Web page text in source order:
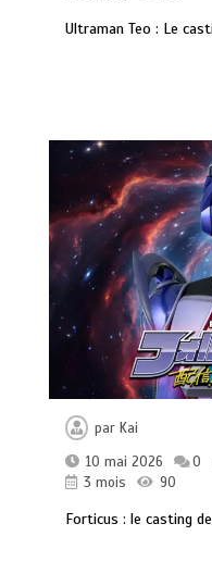
Ultraman Teo : Le
parKai
10 mai 2026
0
3 mois
90
Forticus : le casting